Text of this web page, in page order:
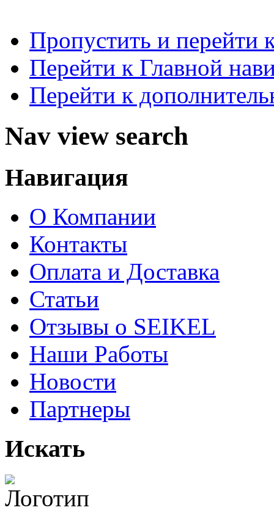
Пропустить и перейти
Перейти к Главной
Перейти к
Nav view search
Навигация
О Компании
Контакты
Оплата и Доставка
Статьи
Отзывы о SEIKEL
Наши Работы
Новости
Партнеры
Искать